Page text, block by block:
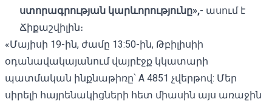
ստորագրության կարևորությունը»,- ասում է
Ճիքաշվիլին։
«Մայիսի 19-ին, ժամը 13:50-ին, Թբիլիսիի
օդանավակայանում վայրէջք կկատարի
պատմական ինքնաթիռը՝ A 4851 չվերթով: Մեր
սիրելի հայրենակիցների հետ միասին այս առաջին